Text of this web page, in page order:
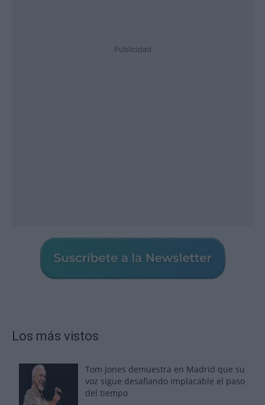
Publicidad
Los más vistos
Tom Jones demuestra en Madrid que su
voz sigue desafiando implacable el paso
del tiempo